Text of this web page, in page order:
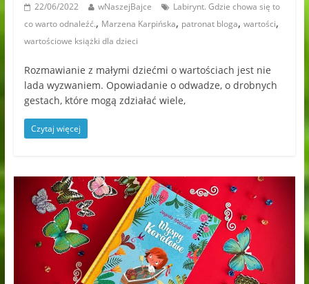
22/06/2022 wNaszejBajce
Labirynt. Gdzie chowa się to
co warto odnaleźć., Marzena Karpińska, patronat bloga, wartości,
wartościowe książki dla dzieci
Rozmawianie z małymi dziećmi o wartościach jest nie
lada wyzwaniem. Opowiadanie o odwadze, o drobnych
gestach, które mogą zdziałać wiele,
Czytaj więcej